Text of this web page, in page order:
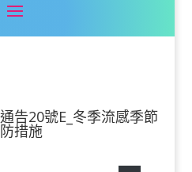
告20號E_冬季流感季節
措施